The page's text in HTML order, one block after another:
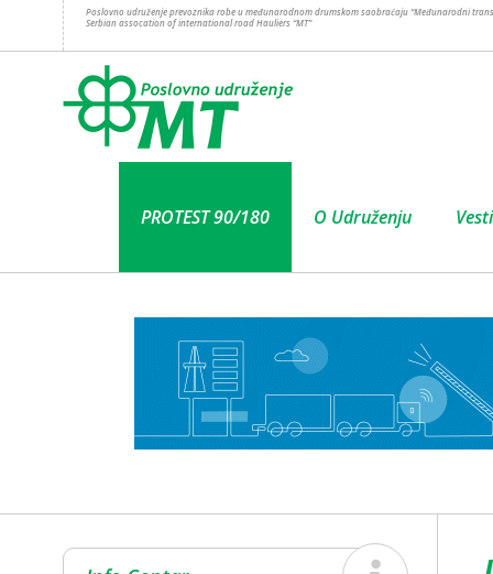
Poslovno udruženje prevoznika robe u međunarodnom drumskom saobraćaju “Međunarodni
Serbian assocation of international road Hauliers “MT”
PROTEST 90/180 O Udruženju Vesti